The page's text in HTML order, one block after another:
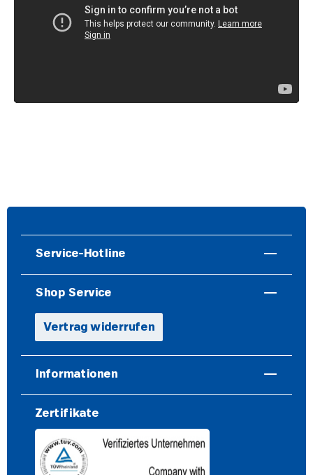
Service-Hotline
Shop Service
Vertrag widerrufen
Informationen
Zertifikate